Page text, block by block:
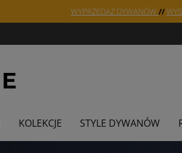
WYPRZEDAŻ DYWANÓW //
KOLEKCJE STYLE DYWANÓW